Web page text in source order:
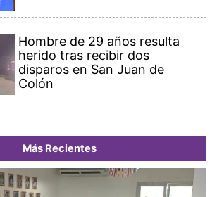
Hombre de 29 años resulta
herido tras recibir dos
disparos en San Juan de
Colón
Más Recientes